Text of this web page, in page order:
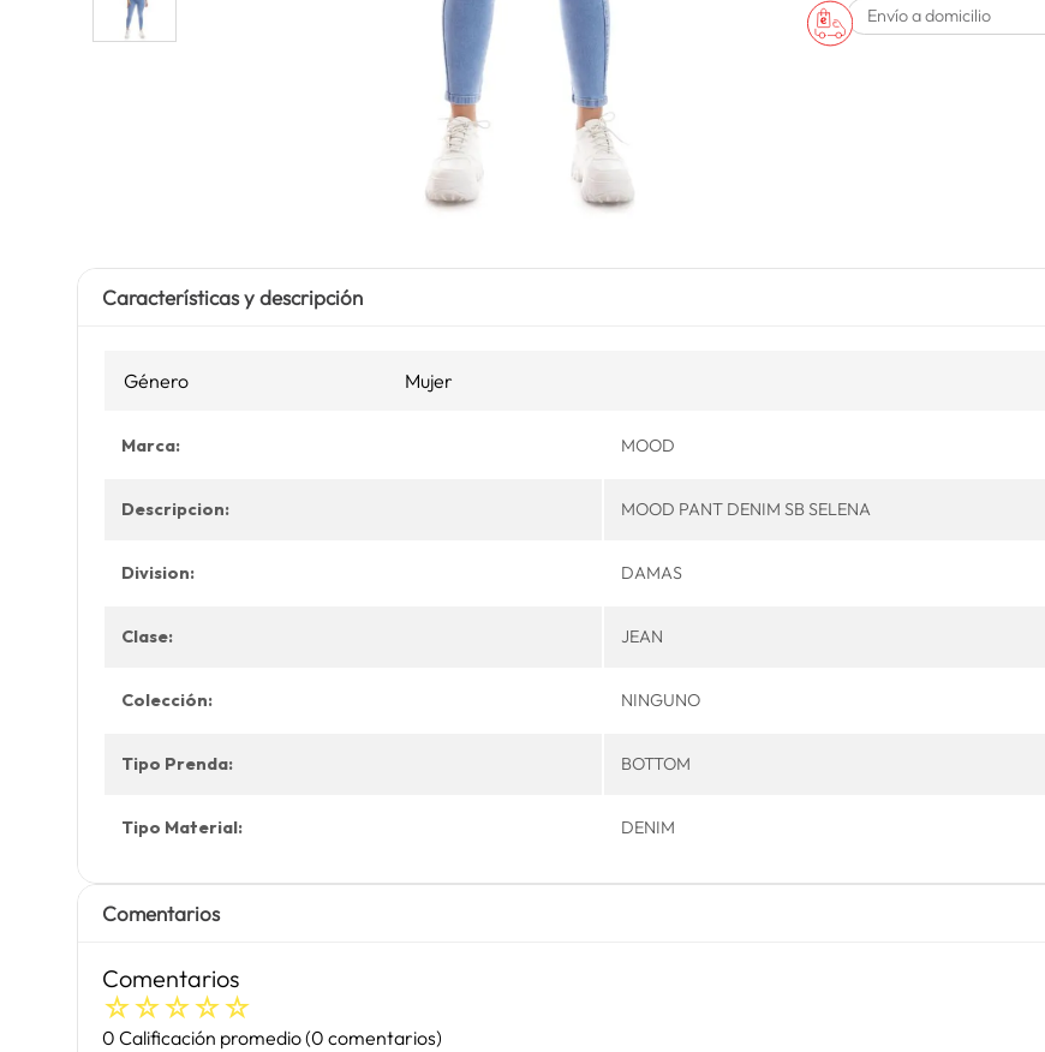
Envío a domicilio
Características y descripción
Género Mujer
Marca: MOOD
Descripcion: MOOD PANT DENIM SB SELENA
Division: DAMAS
Clase: JEAN
Colección: NINGUNO
Tipo Prenda: BOTTOM
Tipo Material: DENIM
Comentarios
Comentarios
☆☆☆☆☆
0 Calificación promedio(0 comentarios)